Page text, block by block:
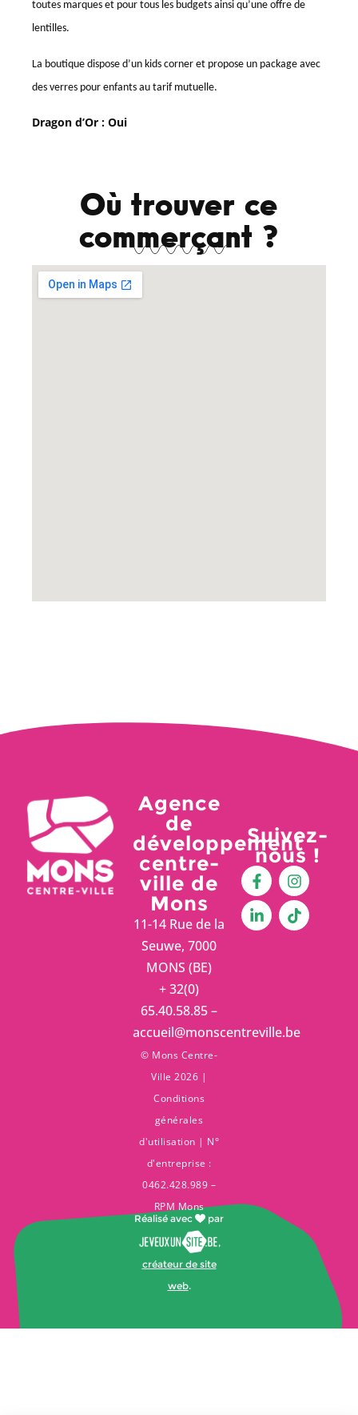
toutes marques et pour tous les budgets ainsi qu’une offre de
lentilles.
La boutique dispose d’un kids corner et propose un package avec
des verres pour enfants au tarif mutuelle.
Dragon d’Or : Oui
Où trouver ce
commerçant ?
Agence
de
développement
centre-
ville de
Mons
11-14 Rue de la
Seuwe, 7000
MONS (BE)
+ 32(0)
65.40.58.85 –
accueil@monscentreville.be
© Mons Centre-
Ville 2026 |
Conditions
générales
d'utilisation | N°
d'entreprise :
0462.428.989 –
RPM Mons
Réalisé avec par
,
créateur de site
web.
Suivez-
nous !